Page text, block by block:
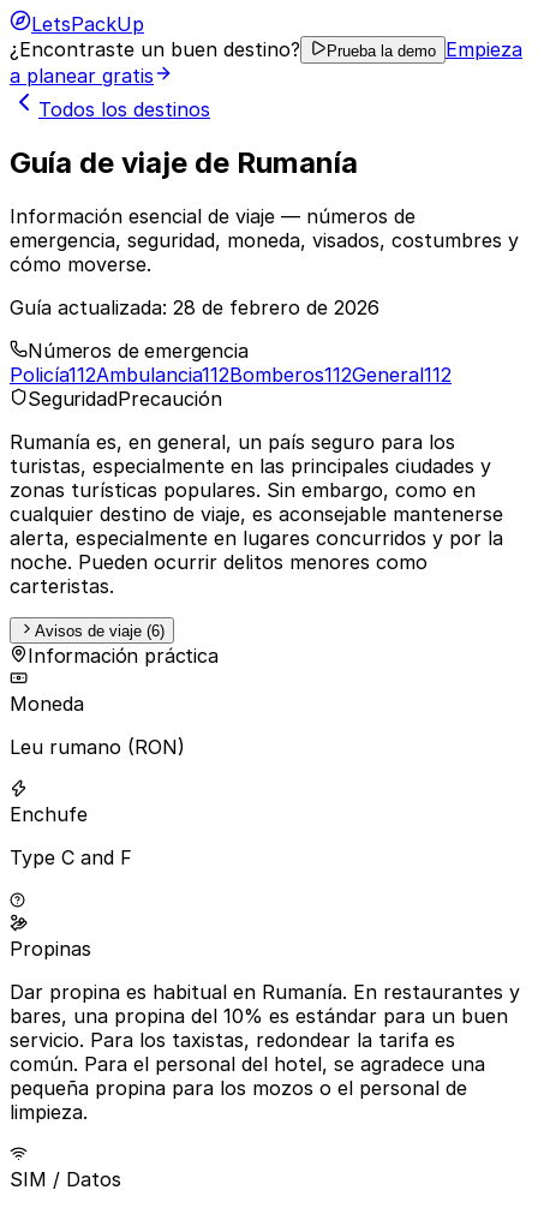
LetsPackUp
¿Encontraste un buen destino?
Prueba la demo Empieza
a planear gratis
Todos los destinos
Guía de viaje de Rumanía
Información esencial de viaje — números de
emergencia, seguridad, moneda, visados, costumbres y
cómo moverse.
Guía actualizada: 28 de febrero de 2026
Números de emergencia
Policía112Ambulancia112Bomberos112General112
SeguridadPrecaución
Rumanía es, en general, un país seguro para los
turistas, especialmente en las principales ciudades y
zonas turísticas populares. Sin embargo, como en
cualquier destino de viaje, es aconsejable mantenerse
alerta, especialmente en lugares concurridos y por la
noche. Pueden ocurrir delitos menores como
carteristas.
Avisos de viaje (6)
Información práctica
Moneda
Leu rumano (RON)
Enchufe
Type C and F
Propinas
Dar propina es habitual en Rumanía. En restaurantes y
bares, una propina del 10% es estándar para un buen
servicio. Para los taxistas, redondear la tarifa es
común. Para el personal del hotel, se agradece una
pequeña propina para los mozos o el personal de
limpieza.
SIM / Datos